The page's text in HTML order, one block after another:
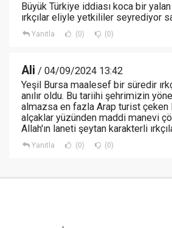
Büyük Türkiye iddiası koca bir
ırkçılar eliyle yetkililer seyrediyor
Yanıtla (0) (0)
Ali / 04/09/2024 13:42
Yeşil Bursa maalesef bir süredir
anılır oldu. Bu tariihi şehrimizin
almazsa en fazla Arap turist çeken
alçaklar yüzünden maddi manevi
Allah'ın laneti şeytan karakterli
Yanıtla (0) (0)